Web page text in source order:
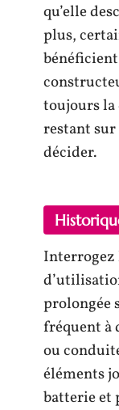
qu’elle
plus,
toujours la
restant sur
décider.
Interrogez
prolongée
fréquent à
ou
éléments
batterie et